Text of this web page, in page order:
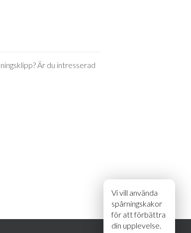
Vi vill använda
spårningskakor
för att förbättra
din upplevelse.
Är du intresserad